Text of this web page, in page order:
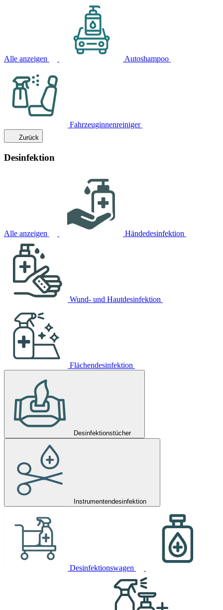
Alle anzeigen Autoshampoo
Fahrzeuginnenreiniger
Zurück
Desinfektion
Alle anzeigen Händedesinfektion
Wund- und Hautdesinfektion
Flächendesinfektion
Desinfektionstücher
Instrumentendesinfektion
Desinfektionswagen